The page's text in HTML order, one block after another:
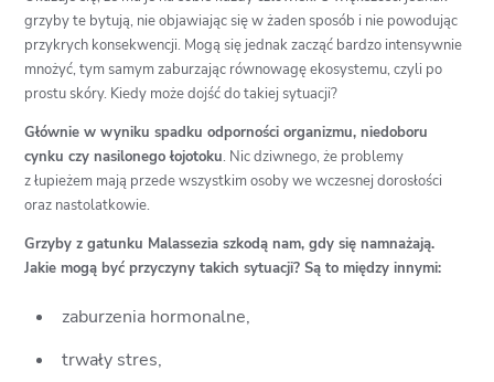
grzyby te bytują, nie objawiając się w żaden sposób i nie powodując
przykrych konsekwencji. Mogą się jednak zacząć bardzo intensywnie
mnożyć, tym samym zaburzając równowagę ekosystemu, czyli po
prostu skóry. Kiedy może dojść do takiej sytuacji?
Głównie w wyniku spadku odporności organizmu, niedoboru
cynku czy nasilonego łojotoku. Nic dziwnego, że problemy
z łupieżem mają przede wszystkim osoby we wczesnej dorosłości
oraz nastolatkowie.
Grzyby z gatunku Malassezia szkodą nam, gdy się namnażają.
Jakie mogą być przyczyny takich sytuacji? Są to między innymi:
zaburzenia hormonalne,
trwały stres,